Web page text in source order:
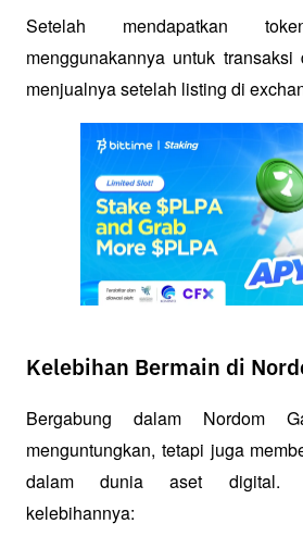
Setelah mendapatkan
menggunakannya untuk
menjualnya setelah listing di
Kelebihan Bermain di
Bergabung dalam Nordom
menguntungkan, tetapi juga
dalam dunia aset digital.
kelebihannya: